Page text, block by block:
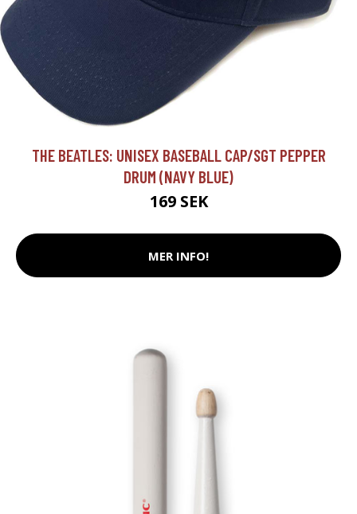
THE BEATLES: UNISEX BASEBALL CAP/SGT PEPPER
DRUM (NAVY BLUE)
169 SEK
MER INFO!